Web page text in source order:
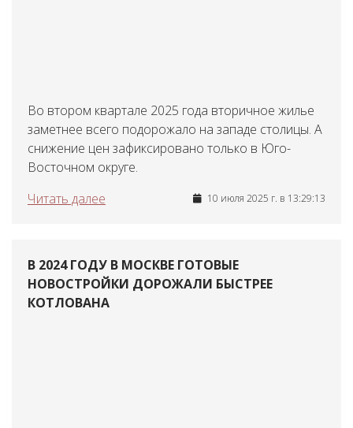
Во втором квартале 2025 года вторичное жилье
заметнее всего подорожало на западе столицы. А
снижение цен зафиксировано только в Юго-
Восточном округе.
Читать далее
10 июля 2025 г. в 13:29:13
В 2024 ГОДУ В МОСКВЕ ГОТОВЫЕ
НОВОСТРОЙКИ ДОРОЖАЛИ БЫСТРЕЕ
КОТЛОВАНА